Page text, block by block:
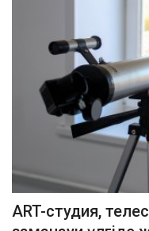
ART-студия,